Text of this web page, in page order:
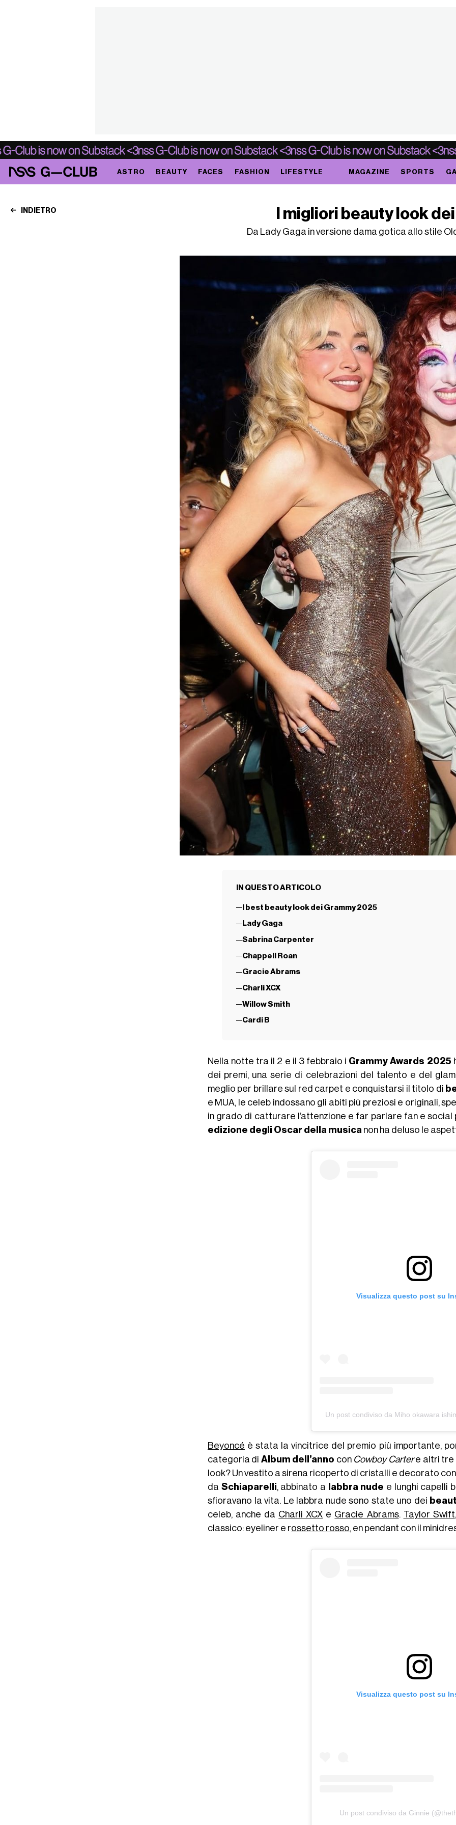
ASTRO BEAUTY FACES FASHION LIFESTYLE MAGAZINE SPORTS
INDIETRO I migliori beauty look
Da Lady Gaga in versione dama gotica allo stile
IN QUESTO ARTICOLO
I best beauty look dei Grammy 2025
Lady Gaga
Sabrina Carpenter
Chappell Roan
Gracie Abrams
Charli XCX
Willow Smith
Cardi B
Nella notte tra il 2 e il 3 febbraio i Grammy Awards 2025
dei premi, una serie di celebrazioni del talento e del
meglio per brillare sul red carpet e conquistarsi il titolo di
e MUA, le celeb indossano gli abiti più preziosi e originali,
in grado di catturare l’attenzione e far parlare fan e social
edizione degli Oscar della musica non ha deluso le
Visualizza questo post su
Un post condiviso da Miho okawara
Beyoncé è stata la vincitrice del premio più importante,
categoria di Album dell’anno con Cowboy Cartere altri tre
look? Un vestito a sirena ricoperto di cristalli e decorato
da Schiaparelli, abbinato a labbra nude e lunghi capelli
sfioravano la vita. Le labbra nude sono state uno dei
celeb, anche da Charli XCX e Gracie Abrams. Taylor Swift
classico: eyeliner e rossetto rosso, en pendant con il
Visualizza questo post su
Un post condiviso da Ginnie